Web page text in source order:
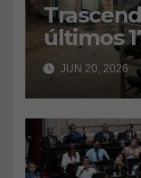
últimos
pares de
pide
contra
JUN 20, 2026